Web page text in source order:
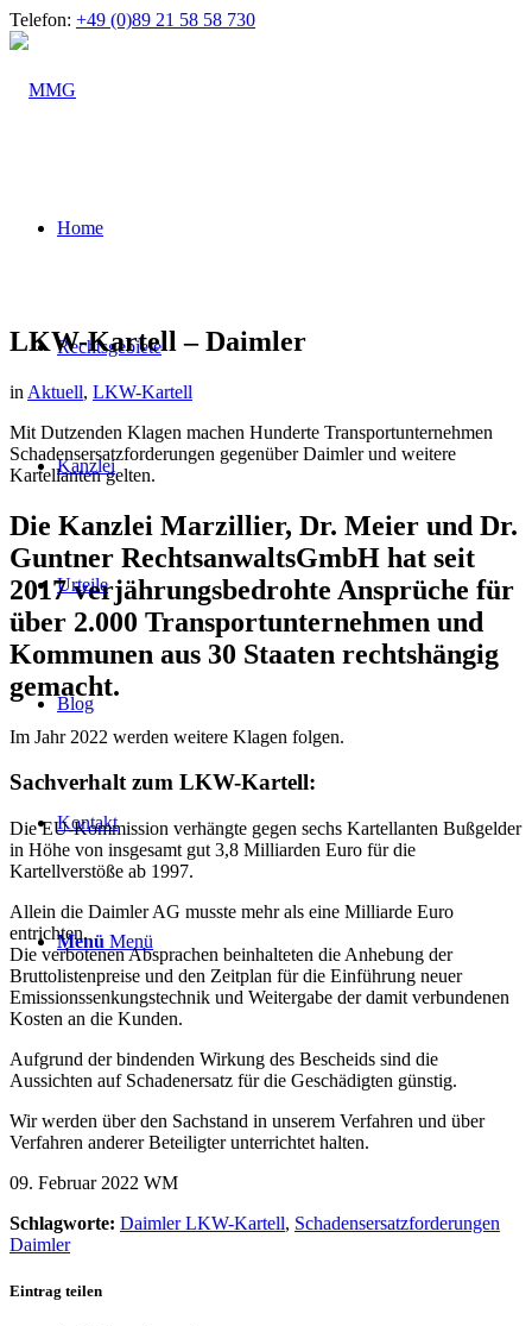
Telefon: +49 (0)89 21 58 58 730
Home
Rechtsgebiete
Kanzlei
Urteile
Blog
Kontakt
Menü Menü
LKW-Kartell – Daimler
in Aktuell, LKW-Kartell
Mit Dutzenden Klagen machen Hunderte Transportunternehmen
Schadensersatzforderungen gegenüber Daimler und weitere
Kartellanten gelten.
Die Kanzlei Marzillier, Dr. Meier und Dr.
Guntner RechtsanwaltsGmbH hat seit
2017 verjährungsbedrohte Ansprüche für
über 2.000 Transportunternehmen und
Kommunen aus 30 Staaten rechtshängig
gemacht.
Im Jahr 2022 werden weitere Klagen folgen.
Sachverhalt zum LKW-Kartell:
Die EU-Kommission verhängte gegen sechs Kartellanten Bußgelder
in Höhe von insgesamt gut 3,8 Milliarden Euro für die
Kartellverstöße ab 1997.
Allein die Daimler AG musste mehr als eine Milliarde Euro
entrichten.
Die verbotenen Absprachen beinhalteten die Anhebung der
Bruttolistenpreise und den Zeitplan für die Einführung neuer
Emissionssenkungstechnik und Weitergabe der damit verbundenen
Kosten an die Kunden.
Aufgrund der bindenden Wirkung des Bescheids sind die
Aussichten auf Schadenersatz für die Geschädigten günstig.
Wir werden über den Sachstand in unserem Verfahren und über
Verfahren anderer Beteiligter unterrichtet halten.
09. Februar 2022 WM
Schlagworte: Daimler LKW-Kartell, Schadensersatzforderungen
Daimler
Eintrag teilen